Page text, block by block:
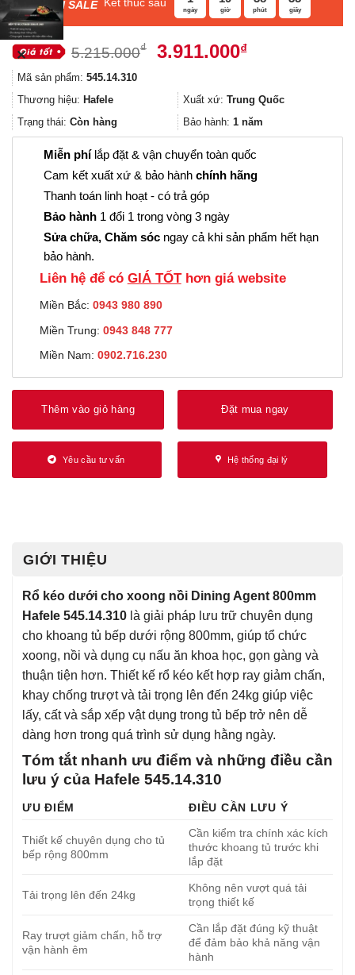
F ASH SALE Kết thúc sau
ngày giờ phút giây
5.215.000₫
Giá
5.215.000₫.
3.911.000₫Giá
là:
3.911.000₫.
Mã sản phẩm: 545.14.310
Thương hiệu: Hafele Xuất xứ: Trung Quốc
Trạng thái: Còn hàng Bảo hành: 1 năm
Miễn phílắp đặt & vận chuyển toàn quốc
Cam kết xuất xứ & bảo hành chính hãng
Thanh toán linh hoạt - có trả góp
Bảo hành 1 đổi 1 trong vòng 3 ngày
Sửa chữa, Chăm sóc ngay cả khi sản phẩm hết hạn
bảo hành.
Liên hệ để có GIÁ TỐThơn giá website
Miền Bắc: 0943 980 890
Miền Trung: 0943 848 777
Miền Nam: 0902.716.230
Thêm vào giỏ hàng Đặt mua ngay
Yêu cầu tư vấn Hệ thống đại lý
GIỚI THIỆU
Rổ kéo dưới cho xoong nồi Dining Agent 800mm
Hafele 545.14.310 là giải pháp lưu trữ chuyên dụng
cho khoang tủ bếp dưới rộng 800mm, giúp tổ chức
xoong, nồi và dụng cụ nấu ăn khoa học, gọn gàng và
thuận tiện hơn. Thiết kế rổ kéo kết hợp ray giảm chấn,
khay chống trượt và tải trọng lên đến 24kg giúp việc
lấy, cất và sắp xếp vật dụng trong tủ bếp trở nên dễ
dàng hơn trong quá trình sử dụng hằng ngày.
Tóm tắt nhanh ưu điểm và những điều cần
lưu ý của Hafele 545.14.310
ƯU ĐIỂM ĐIỀU CẦN LƯU Ý
Thiết kế chuyên dụng cho tủ
bếp rộng 800mm
Cần kiểm tra chính xác kích
thước khoang tủ trước khi
lắp đặt
Tải trọng lên đến 24kg
Không nên vượt quá tải
trọng thiết kế
Ray trượt giảm chấn, hỗ trợ
vận hành êm
Cần lắp đặt đúng kỹ thuật
để đảm bảo khả năng vận
hành
✕